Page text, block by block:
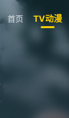
首页 TV动漫